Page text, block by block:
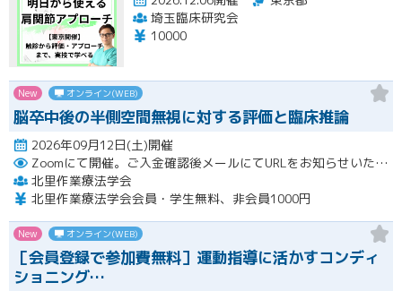
埼玉臨床研究会
10000
New オンライン(WEB)
脳卒中後の半側空間無視に対する評価と臨床推論
2026年09月12日(土)開催
Zoomにて開催。ご入金確認後メールにてURLをお知らせいたします。
北里作業療法学会
北里作業療法学会会員・学生無料、非会員1000円
New オンライン(WEB)
［会員登録で参加費無料］運動指導に活かすコンディ
ショニング…